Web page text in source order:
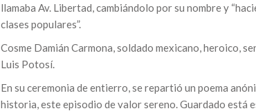
llamaba Av. Libertad, cambiándolo por su nombre y
clases populares”.
Cosme Damián Carmona, soldado mexicano, heroico,
Luis Potosí.
En su ceremonia de entierro, se repartió un poema
historia, este episodio de valor sereno. Guardado está